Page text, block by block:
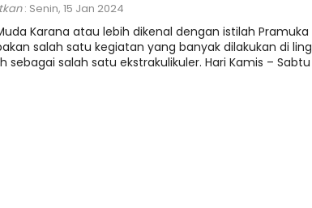
: Senin, 15 Jan 2024
Karana atau lebih dikenal dengan istilah Pramuka
salah satu kegiatan yang banyak dilakukan di
sebagai salah satu ekstrakulikuler. Hari Kamis – Sabtu